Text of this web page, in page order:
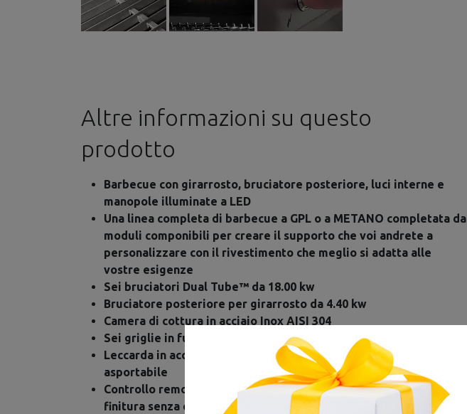
Altre informazioni su questo
prodotto
Barbecue con girarrosto, bruciatore posteriore, luci interne e
manopole illuminate a LED
Una linea completa di barbecue a GPL o a METANO completata da
moduli componibili per creare il supporto che voi andrete a
personalizzare con il rivestimento che meglio si adatta alle
vostre esigenze
Sei bruciatori Dual Tube™ da 18.00 kw
Bruciatore posteriore per girarrosto da 4.40 kw
Camera di cottura in acciaio Inox AISI 304
Sei griglie in fusione di acciaio inox
Leccarda in acciaio inox ad estrazione frontale con parte interna
asportabile
Controllo remoto da App per impostare temperature e livelli di
finitura senza essere nelle vicinanze